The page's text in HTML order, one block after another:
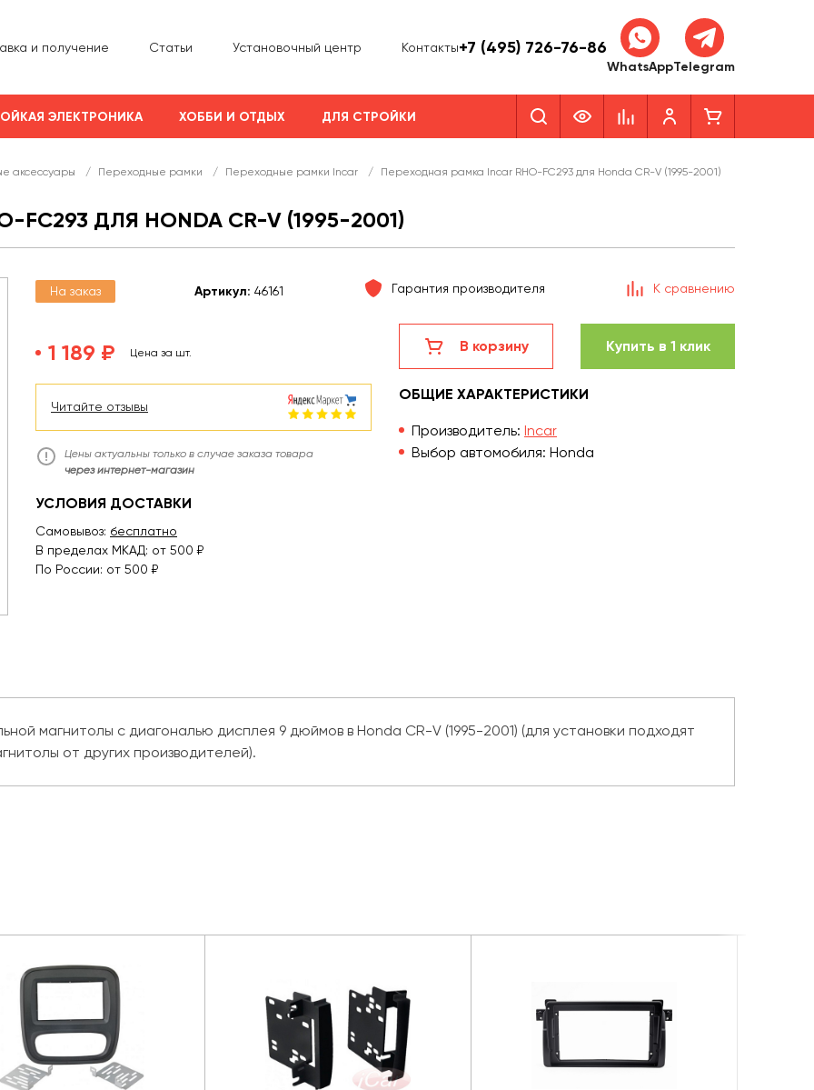
и получение Статьи Установочный центр Контакты+7 (495) 726-76-86
WhatsAppTelegram
ЭЛЕКТРОНИКА ХОББИ И ОТДЫХ ДЛЯ СТРОЙКИ
аксессуары / Переходные рамки / Переходные рамки Incar / Переходная рамка Incar RHO-FC293 для Honda CR-V (1995-2001)
ДЛЯ HONDA CR-V (1995-2001)
На заказ Артикул: 46161 Гарантия производителя К сравнению
1 189 ₽ Цена за шт.
Читайте отзывы
Цены актуальны только в случае заказа товара
через интернет-магазин
УСЛОВИЯ ДОСТАВКИ
Самовывоз: бесплатно
В пределах МКАД: от 500 ₽
По России: от 500 ₽
В корзину Купить в 1 клик
ОБЩИЕ ХАРАКТЕРИСТИКИ
Производитель: Incar
Выбор автомобиля: Honda
магнитолы с диагональю дисплея 9 дюймов в Honda CR-V (1995-2001) (для установки подходят
от других производителей).